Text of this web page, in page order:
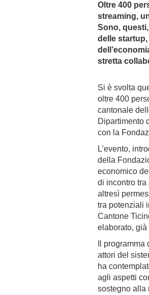
Oltre 400
streaming,
Sono,
delle
stretta
Si è svolta
oltre 400
cantonale
Dipartimento
con la
L’evento,
della
economico
di incontro tra
altresì
tra potenziali
Cantone
elaborato, già
Il
attori del
ha
agli aspetti
sostegno alla